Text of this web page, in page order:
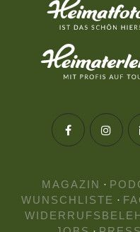
MAGAZIN ·
WUNSCHLISTE ·